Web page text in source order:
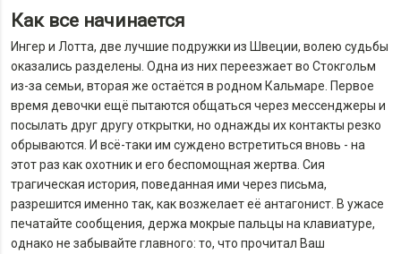
Как все начинается
Ингер и Лотта, две лучшие подружки из Швеции, волею судьбы
оказались разделены. Одна из них переезжает во Стокгольм
из-за семьи, вторая же остаётся в родном Кальмаре. Первое
время девочки ещё пытаются общаться через мессенджеры и
посылать друг другу открытки, но однажды их контакты резко
обрываются. И всё-таки им суждено встретиться вновь - на
этот раз как охотник и его беспомощная жертва. Сия
трагическая история, поведанная ими через письма,
разрешится именно так, как возжелает её антагонист. В ужасе
печатайте сообщения, держа мокрые пальцы на клавиатуре,
однако не забывайте главного: то, что прочитал Ваш